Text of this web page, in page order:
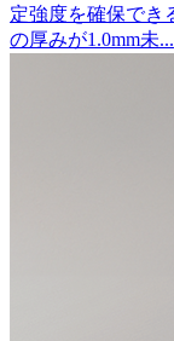
定強度を確保でき
の厚みが1.0mm未...